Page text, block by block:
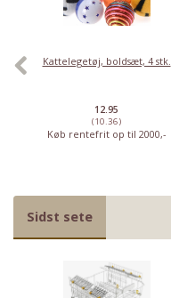
Kattelegetøj, boldsæt, 4 stk.
12.95
(10.36)
Køb rentefrit op til 2000,-
Sidst sete